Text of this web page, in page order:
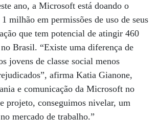
ano, a Microsoft está doando o
milhão em permissões de uso de seus
que tem potencial de atingir 460
Brasil. “Existe uma diferença de
jovens de classe social menos
afirma Katia Gianone,
e comunicação da Microsoft no
projeto, conseguimos nivelar, um
mercado de trabalho.”